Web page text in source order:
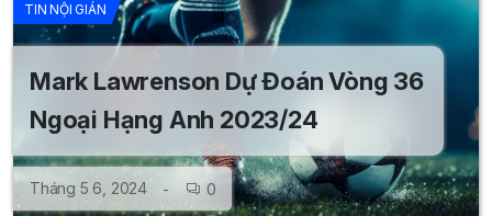
TIN NỘI GIÁN
Mark Lawrenson Dự Đoán Vòng 36
Ngoại Hạng Anh 2023/24
Tháng 5 6, 2024 0